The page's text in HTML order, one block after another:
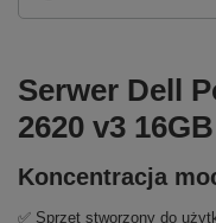
Serwer Dell
2620 v3
Koncentracja
✅ Sprzęt stworzony do